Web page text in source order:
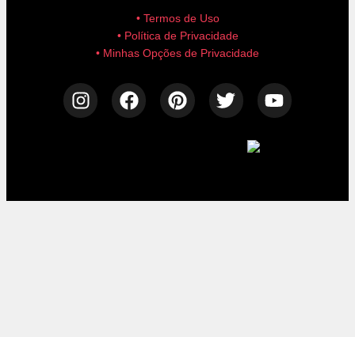
• Termos de Uso
• Política de Privacidade
• Minhas Opções de Privacidade